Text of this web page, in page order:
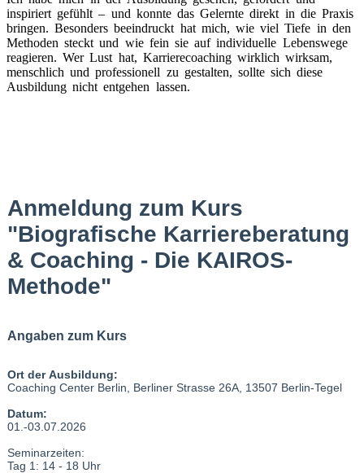
inspiriert gefühlt – und konnte das Gelernte direkt in die Praxis
bringen. Besonders beeindruckt hat mich, wie viel Tiefe in den
Methoden steckt und wie fein sie auf individuelle Lebenswege
reagieren. Wer Lust hat, Karrierecoaching wirklich wirksam,
menschlich und professionell zu gestalten, sollte sich diese
Ausbildung nicht entgehen lassen.